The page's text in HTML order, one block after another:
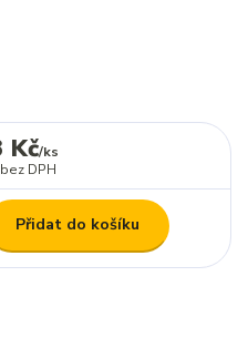
Kč/ks
bez DPH
Přidat do košíku